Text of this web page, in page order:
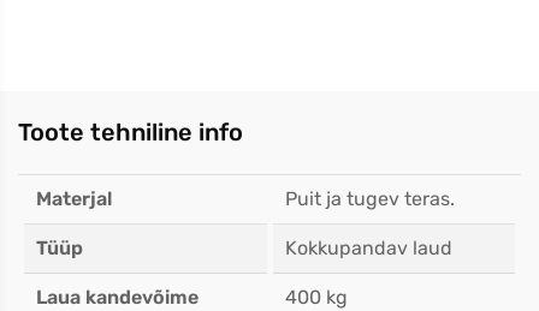
Toote tehniline info
Materjal Puit ja tugev teras.
Tüüp Kokkupandav laud
Laua kandevõime 400 kg